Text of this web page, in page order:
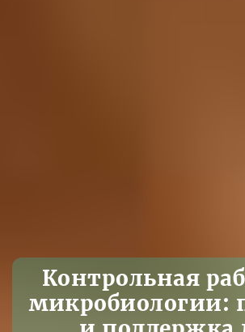
Контрольная
микробиологии: